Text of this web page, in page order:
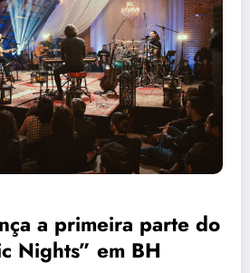
a primeira parte do
Nights” em BH